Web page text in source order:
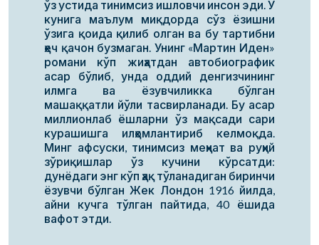
ўз устида тинимсиз ишловчи инсон эди. У
кунига маълум миқдорда сўз ёзишни
ўзига қоида қилиб олган ва бу тартибни
ҳеч қачон бузмаган. Унинг «Мартин Иден»
романи кўп жиҳатдан автобиографик
асар бўлиб, унда оддий денгизчининг
илмга ва ёзувчиликка бўлган
машаққатли йўли тасвирланади. Бу асар
миллионлаб ёшларни ўз мақсади сари
курашишга илҳомлантириб келмоқда.
Минг афсуски, тинимсиз меҳнат ва руҳий
зўриқишлар ўз кучини кўрсатди:
дунёдаги энг кўп ҳақ тўланадиган биринчи
ёзувчи бўлган Жек Лондон 1916 йилда,
айни кучга тўлган пайтида, 40 ёшида
вафот этди.